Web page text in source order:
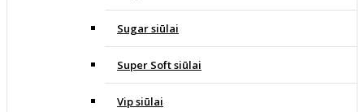
Sugar siūlai
Super Soft siūlai
Vip siūlai